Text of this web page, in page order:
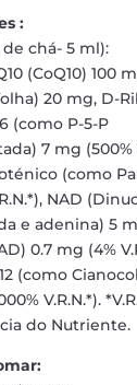
:
chá- 5 ml):
(CoQ10) 100
20 mg, D-
(como P-5-P
7 mg (500%
(como
NAD
e adenina) 5
0.7 mg (4%
(como
V.R.N.*).
do Nutriente.